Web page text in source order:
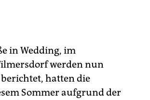
in Wedding, im
werden nun
berichtet, hatten die
Sommer aufgrund der